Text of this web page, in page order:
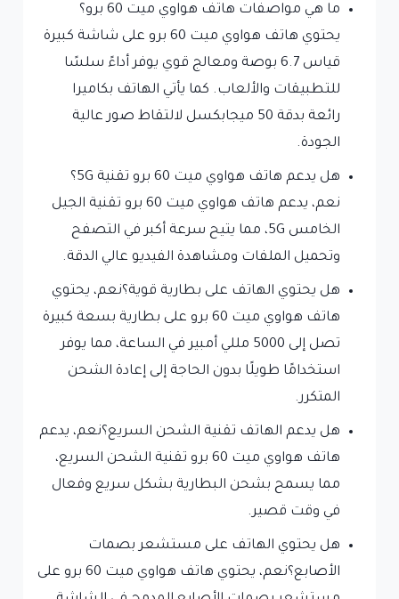
ما هي مواصفات هاتف هواوي ميت 60 برو؟
يحتوي هاتف هواوي ميت 60 برو على شاشة كبيرة
قياس 6.7 بوصة ومعالج قوي يوفر أداءً سلسًا
للتطبيقات والألعاب. كما يأتي الهاتف بكاميرا
رائعة بدقة 50 ميجابكسل لالتقاط صور عالية
الجودة.
هل يدعم هاتف هواوي ميت 60 برو تقنية 5G؟
نعم، يدعم هاتف هواوي ميت 60 برو تقنية الجيل
الخامس 5G، مما يتيح سرعة أكبر في التصفح
وتحميل الملفات ومشاهدة الفيديو عالي الدقة.
هل يحتوي الهاتف على بطارية قوية؟نعم، يحتوي
هاتف هواوي ميت 60 برو على بطارية بسعة كبيرة
تصل إلى 5000 مللي أمبير في الساعة، مما يوفر
استخدامًا طويلًا بدون الحاجة إلى إعادة الشحن
المتكرر.
هل يدعم الهاتف تقنية الشحن السريع؟نعم، يدعم
هاتف هواوي ميت 60 برو تقنية الشحن السريع،
مما يسمح بشحن البطارية بشكل سريع وفعال
في وقت قصير.
هل يحتوي الهاتف على مستشعر بصمات
الأصابع؟نعم، يحتوي هاتف هواوي ميت 60 برو على